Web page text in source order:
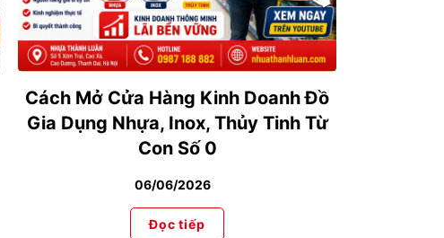
Cách Mở Cửa Hàng Kinh Doanh Đồ
Gia Dụng Nhựa, Inox, Thủy Tinh Từ
Con Số 0
06/06/2026
Đọc tiếp